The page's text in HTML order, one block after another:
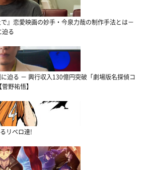
』恋愛映画の妙手・今泉力哉の制作手法とは－
る
迫る － 興行収入130億円突破「劇場版名探偵コ
野祐悟】
リベロ達!